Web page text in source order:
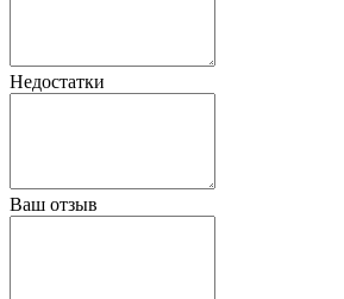
Недостатки
Ваш отзыв